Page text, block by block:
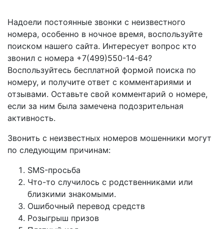
Надоели постоянные звонки с неизвестного
номера, особенно в ночное время, воспользуйте
поиском нашего сайта. Интересует вопрос кто
звонил с номера +7(499)550-14-64?
Воспользуйтесь бесплатной формой поиска по
номеру, и получите ответ с комментариями и
отзывами. Оставьте свой комментарий о номере,
если за ним была замечена подозрительная
активность.
Звонить с неизвестных номеров мошенники могут
по следующим причинам:
SMS-просьба
Что-то случилось с родственниками или
близкими знакомыми.
Ошибочный перевод средств
Розыгрыш призов